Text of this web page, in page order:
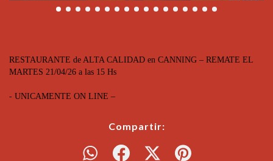
RESTAURANTE de ALTA CALIDAD en CANNING – REMATE EL
MARTES 21/04/26 a las 15 Hs
- UNICAMENTE ON LINE –
Compartir: